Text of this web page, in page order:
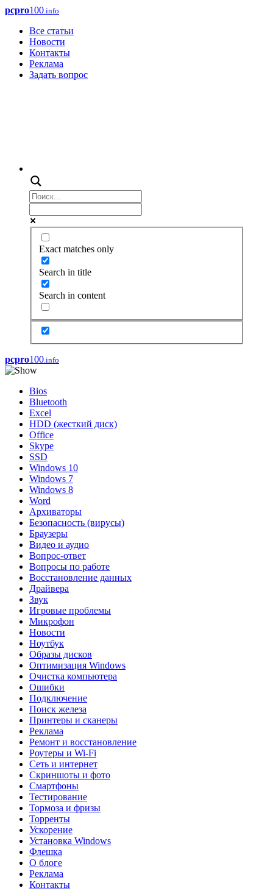
pcpro100.info
Все статьи
Новости
Контакты
Реклама
Задать вопрос
Exact matches only
Search in title
Search in content
pcpro100.info
Bios
Bluetooth
Excel
HDD (жесткий диск)
Office
Skype
SSD
Windows 10
Windows 7
Windows 8
Word
Архиваторы
Безопасность (вирусы)
Браузеры
Видео и аудио
Вопрос-ответ
Вопросы по работе
Восстановление данных
Драйвера
Звук
Игровые проблемы
Микрофон
Новости
Ноутбук
Образы дисков
Оптимизация Windows
Очистка компьютера
Ошибки
Подключение
Поиск железа
Принтеры и сканеры
Реклама
Ремонт и восстановление
Роутеры и Wi-Fi
Сеть и интернет
Скриншоты и фото
Смартфоны
Тестирование
Тормоза и фризы
Торренты
Ускорение
Установка Windows
Флешка
О блоге
Реклама
Контакты